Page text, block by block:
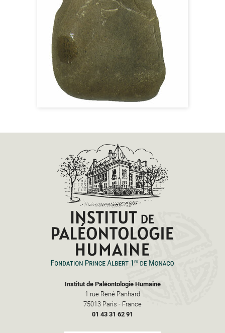
Institut de Paléontologie Humaine
1 rue René Panhard
75013 Paris - France
01 43 31 62 91